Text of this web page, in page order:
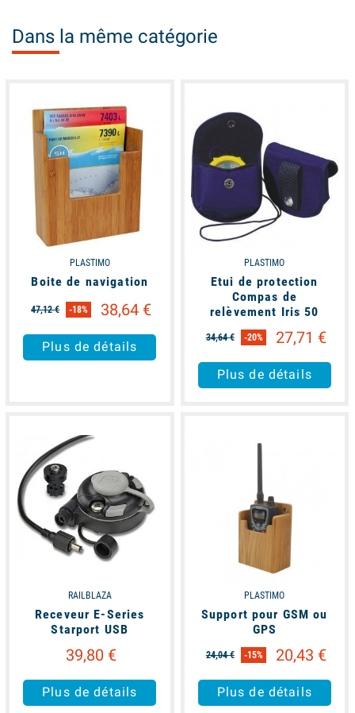
Dans la même catégorie
PLASTIMO
Boite de navigation
47,12 € -18% 38,64 €
Plus de détails
PLASTIMO
Etui de protection
Compas de
relèvement Iris 50
34,64 € -20% 27,71 €
Plus de détails
RAILBLAZA
Receveur E-Series
Starport USB
39,80 €
Plus de détails
PLASTIMO
Support pour GSM ou
GPS
24,04 € -15% 20,43 €
Plus de détails